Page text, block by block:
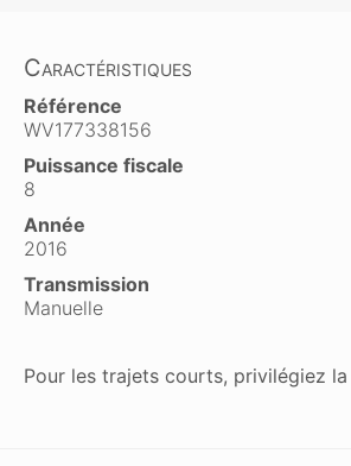
Caractéristiques
Référence
WV177338156
Puissance fiscale
8
Année
2016
Transmission
Manuelle
Pour les trajets courts, privilégiez